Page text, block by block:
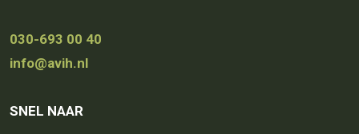
030-693 00 40
info@avih.nl
SNEL NAAR